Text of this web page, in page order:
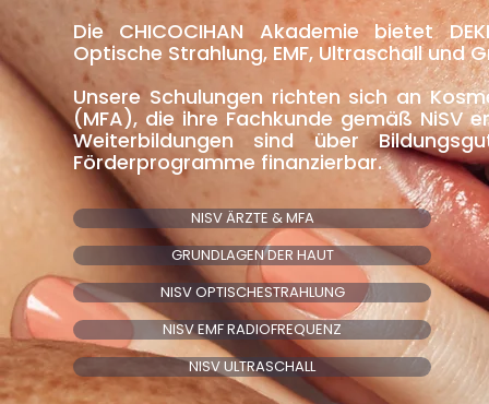
Die CHICOCIHAN Akademie bietet
Optische Strahlung, EMF, Ultraschall und
Unsere Schulungen richten sich an
(MFA), die ihre Fachkunde gemäß NiSV
Weiterbildungen sind über
Förderprogramme finanzierbar.
NISV ÄRZTE & MFA
GRUNDLAGEN DER HAUT
NISV OPTISCHESTRAHLUNG
NISV EMF RADIOFREQUENZ
NISV ULTRASCHALL